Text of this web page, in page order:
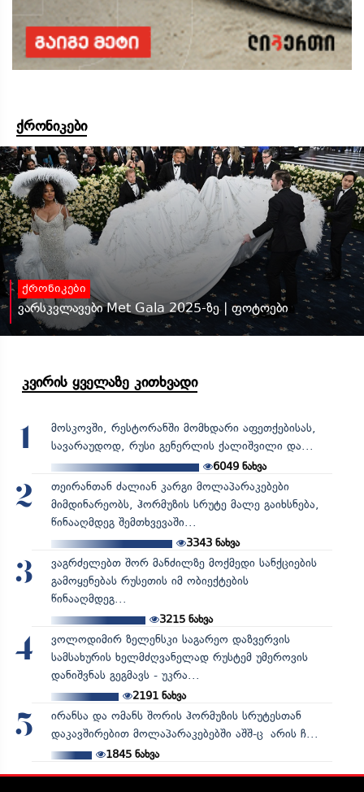
ქრონიკები
ქრონიკები
ვარსკვლავები Met Gala 2025-ზე | ფოტოები
კვირის ყველაზე კითხვადი
1
მოსკოვში, რესტორანში მომხდარი აფეთქებისას,
სავარაუდოდ, რუსი გენერლის ქალიშვილი და...
6049 ნახვა
2
თეირანთან ძალიან კარგი მოლაპარაკებები
მიმდინარეობს, ჰორმუზის სრუტე მალე გაიხსნება,
წინააღმდეგ შემთხვევაში...
3343ნახვა
3
ვაგრძელებთ შორ მანძილზე მოქმედი სანქციების
გამოყენებას რუსეთის იმ ობიექტების
წინააღმდეგ...
3215ნახვა
4
ვოლოდიმირ ზელენსკი საგარეო დაზვერვის
სამსახურის ხელმძღვანელად რუსტემ უმეროვის
დანიშვნას გეგმავს - უკრა...
2191ნახვა
5
ირანსა და ომანს შორის ჰორმუზის სრუტესთან
დაკავშირებით მოლაპარაკებებში აშშ-ც არის ჩ...
1845ნახვა